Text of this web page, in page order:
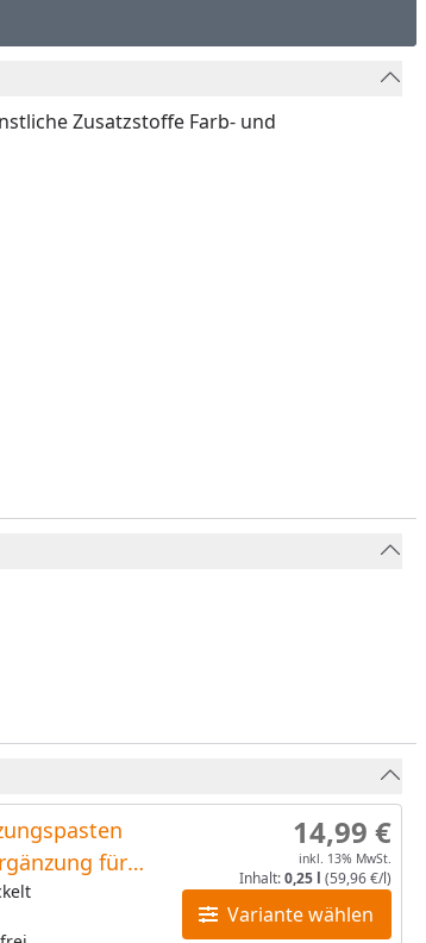
Zusatzstoffe Farb- und
für
Variante wählen
14,99 €
inkl. 13% MwSt.
Inhalt:0,25 l (59,96 €/l)